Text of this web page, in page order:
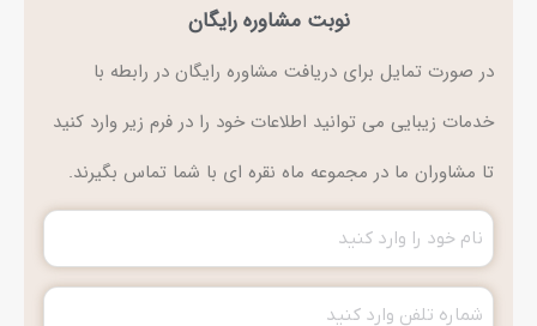
نوبت مشاوره رایگان
در صورت تمایل برای دریافت مشاوره رایگان در رابطه با
خدمات زیبایی می توانید اطلاعات خود را در فرم زیر وارد کنید
تا مشاوران ما در مجموعه ماه نقره ای با شما تماس بگیرند.
نام
تلفن